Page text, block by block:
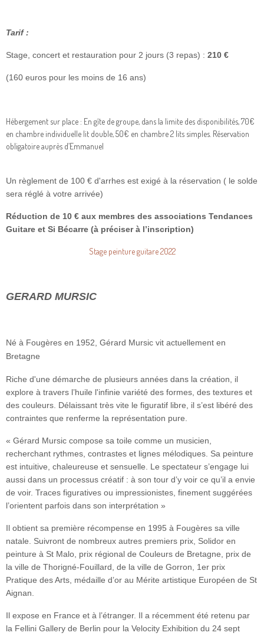
Tarif :
Stage, concert et restauration pour 2 jours (3 repas) : 210 €
(160 euros pour les moins de 16 ans)
Hébergement sur place : En gîte de groupe, dans la limite des disponibilités, 70€
en chambre individuelle lit double, 50€ en chambre 2 lits simples. Réservation
obligatoire auprès d’Emmanuel
Un règlement de 100 € d'arrhes est exigé à la réservation ( le solde
sera réglé à votre arrivée)
Réduction de 10 € aux membres des associations Tendances
Guitare et Si Bécarre (à préciser à l’inscription)
Stage peinture guitare 2022
GERARD MURSIC
Né à Fougères en 1952, Gérard Mursic vit actuellement en
Bretagne
Riche d'une démarche de plusieurs années dans la création, il
explore à travers l’huile l'infinie variété des formes, des textures et
des couleurs. Délaissant très vite le figuratif libre, il s’est libéré des
contraintes que renferme la représentation pure.
« Gérard Mursic compose sa toile comme un musicien,
recherchant rythmes, contrastes et lignes mélodiques. Sa peinture
est intuitive, chaleureuse et sensuelle. Le spectateur s’engage lui
aussi dans un processus créatif : à son tour d’y voir ce qu’il a envie
de voir. Traces figuratives ou impressionistes, finement suggérées
l’orientent parfois dans son interprétation »
Il obtient sa première récompense en 1995 à Fougères sa ville
natale. Suivront de nombreux autres premiers prix, Solidor en
peinture à St Malo, prix régional de Couleurs de Bretagne, prix de
la ville de Thorigné-Fouillard, de la ville de Gorron, 1er prix
Pratique des Arts, médaille d’or au Mérite artistique Européen de St
Aignan.
Il expose en France et à l’étranger. Il a récemment été retenu par
la Fellini Gallery de Berlin pour la Velocity Exhibition du 24 sept